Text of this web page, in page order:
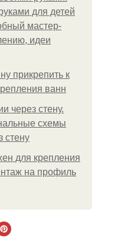
для детей
мастер-
идеи
прикрепить к
ванн
через стену.
схемы
стену
для крепления
на профиль